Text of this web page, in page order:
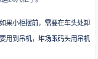
果小柜摆前，需要在车头处卸
用到吊机，堆场跟码头用吊机